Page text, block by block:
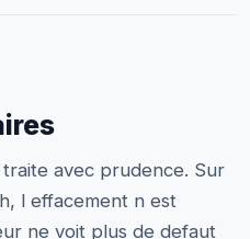
avec prudence. Sur
l effacement n est
ne voit plus de defaut